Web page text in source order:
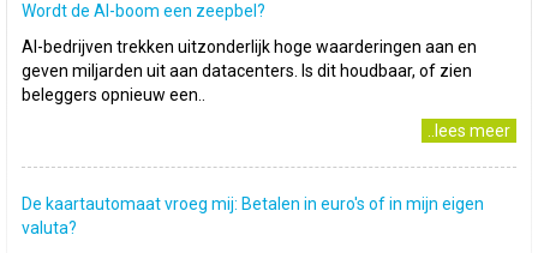
Wordt de AI-boom een zeepbel?
AI-bedrijven trekken uitzonderlijk hoge waarderingen aan en
geven miljarden uit aan datacenters. Is dit houdbaar, of zien
beleggers opnieuw een..
..lees meer
De kaartautomaat vroeg mij: Betalen in euro's of in mijn eigen
valuta?